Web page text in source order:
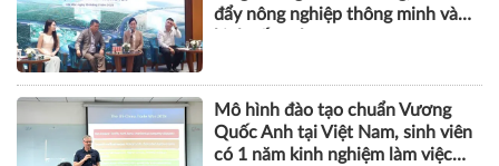
đẩy nông nghiệp thông minh và
Mô hình đào tạo chuẩn Vương
Quốc Anh tại Việt Nam, sinh viên
có 1 năm kinh nghiệm làm việc